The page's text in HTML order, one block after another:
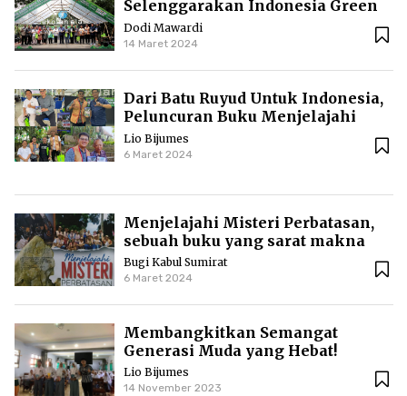
Selenggarakan Indonesia Green
Book Festival
Dodi Mawardi
14 Maret 2024
Dari Batu Ruyud Untuk Indonesia,
Peluncuran Buku Menjelajahi
Misteri Perbatasan | Cerita
Perjalanan dari Yogyakarta ke
Lio Bijumes
6 Maret 2024
Menjelajahi Misteri Perbatasan,
sebuah buku yang sarat makna
Bugi Kabul Sumirat
6 Maret 2024
Membangkitkan Semangat
Generasi Muda yang Hebat!
Lio Bijumes
14 November 2023